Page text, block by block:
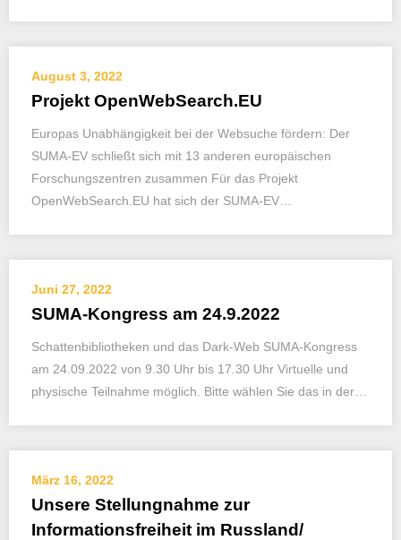
August 3, 2022
Projekt OpenWebSearch.EU
Europas Unabhängigkeit bei der Websuche fördern: Der
SUMA-EV schließt sich mit 13 anderen europäischen
Forschungszentren zusammen Für das Projekt
OpenWebSearch.EU hat sich der SUMA-EV…
Juni 27, 2022
SUMA-Kongress am 24.9.2022
Schattenbibliotheken und das Dark-Web SUMA-Kongress
am 24.09.2022 von 9.30 Uhr bis 17.30 Uhr Virtuelle und
physische Teilnahme möglich. Bitte wählen Sie das in der…
März 16, 2022
Unsere Stellungnahme zur
Informationsfreiheit im Russland/